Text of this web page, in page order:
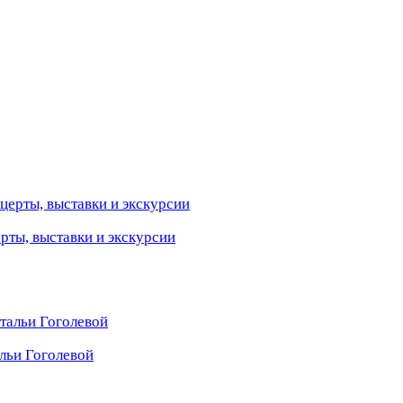
выставки и экскурсии
Гоголевой